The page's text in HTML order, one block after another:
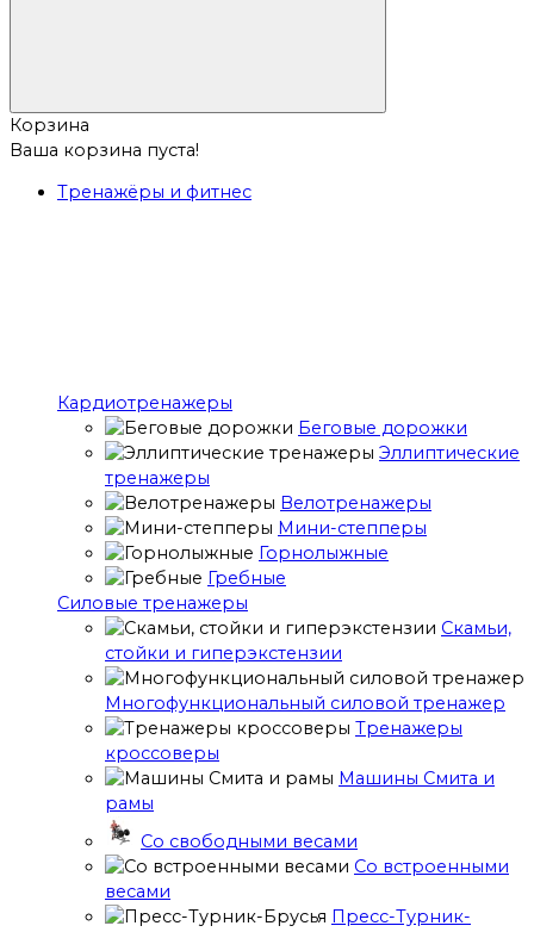
Корзина
Ваша корзина пуста!
Тренажёры и фитнес
Кардиотренажеры
Беговые дорожки
Эллиптические
тренажеры
Велотренажеры
Мини-степперы
Горнолыжные
Гребные
Cиловые тренажеры
Скамьи,
стойки и гиперэкстензии
Многофункциональный силовой тренажер
Тренажеры
кроссоверы
Машины Смита и
рамы
Со свободными весами
Со встроенными
весами
Пресс-Турник-